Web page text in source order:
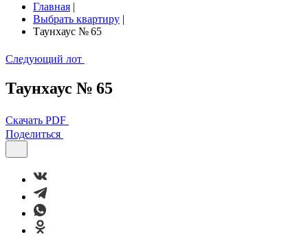
Главная |
Выбрать квартиру |
Таунхаус № 65
Следующий лот
Таунхаус № 65
Скачать PDF
Поделиться